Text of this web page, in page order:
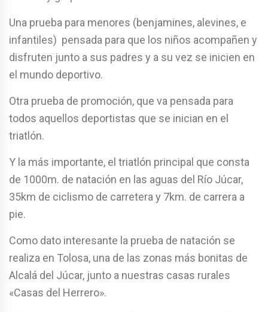
Una prueba para menores (benjamines, alevines, e
infantiles) pensada para que los niños acompañen y
disfruten junto a sus padres y a su vez se inicien en
el mundo deportivo.
Otra prueba de promoción, que va pensada para
todos aquellos deportistas que se inician en el
triatlón.
Y la más importante, el triatlón principal que consta
de 1000m. de natación en las aguas del Río Júcar,
35km de ciclismo de carretera y 7km. de carrera a
pie.
Como dato interesante la prueba de natación se
realiza en Tolosa, una de las zonas más bonitas de
Alcalá del Júcar, junto a nuestras casas rurales
«Casas del Herrero».